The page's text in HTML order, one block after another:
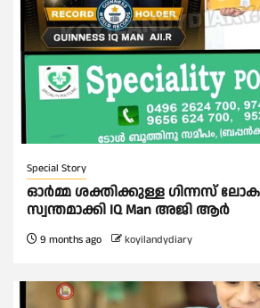
Special Story
ഓർമ്മ ശക്തിക്കുള്ള ഗിന്നസ്
സ്വന്തമാക്കി IQ Man അജി ആർ
9 months ago koyilandydiary